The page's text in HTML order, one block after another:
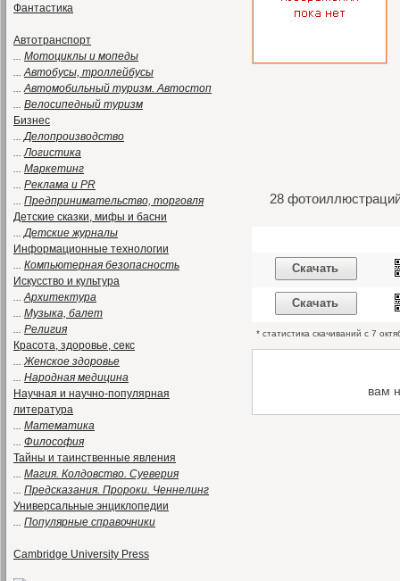
Фантастика
Автотранспорт
... Мотоциклы и мопеды
...Автобусы, троллейбусы
...Автомобильный туризм. Автостоп
... Велосипедный туризм
Бизнес
...Делопроизводство
...Логистика
... Маркетинг
... Реклама и PR
... Предпринимательство, торговля
Детские сказки, мифы и басни
...Детские журналы
Информационные технологии
... Компьютерная безопасность
Искусство и культура
...Архитектура
... Музыка, балет
... Религия
Красота, здоровье, секс
...Женское здоровье
... Народная медицина
Научная и научно-популярная
литература
... Математика
... Философия
Тайны и таинственные явления
... Магия. Колдовство. Суеверия
... Предсказания. Пророки. Ченнелинг
Универсальные энциклопедии
... Популярные справочники
Cambridge University Press
28
Скачать
Скачать
* статистика скачиваний с 7
вам